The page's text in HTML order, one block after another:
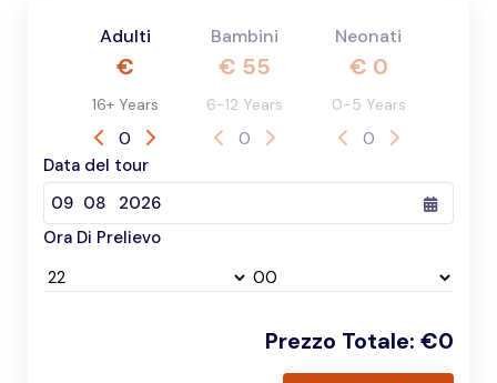
Adulti
€
16+ Years
0
Bambini
€ 55
6-12 Years
0
Neonati
€ 0
0-5 Years
0
Data del tour
Ora Di Prelievo
Prezzo Totale: €0